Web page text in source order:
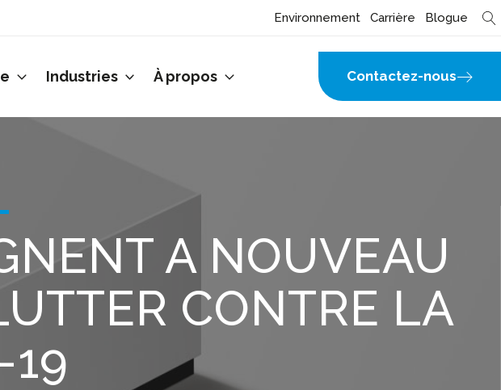
Environnement Carrière Blogue
Industries À propos Contactez-nous
A NOUVEAU
CONTRE LA
19